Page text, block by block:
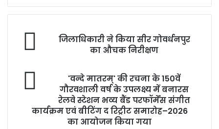
जिलाधिकारी
गोवर्धनपुर
का
औचक
जिलाधिकारी ने किया सीर गोवर्धनपुर
का औचक निरीक्षण
मातरम्'
की
रचना
के
150वें
'वन्दे मातरम्' की रचना के 150वें
गौरवशाली वर्ष के उपलक्ष्य में बनारस
रेलवे स्टेशन भव्य बैंड परफॉर्मेंस संगीत
कार्यक्रम एवं बीटिंग द रिट्रीट समारोह–2026
का आयोजन किया गया